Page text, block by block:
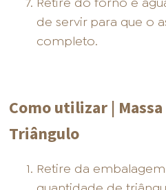
de servir para que o
completo.
Como utilizar |
Triângulo
Retire da